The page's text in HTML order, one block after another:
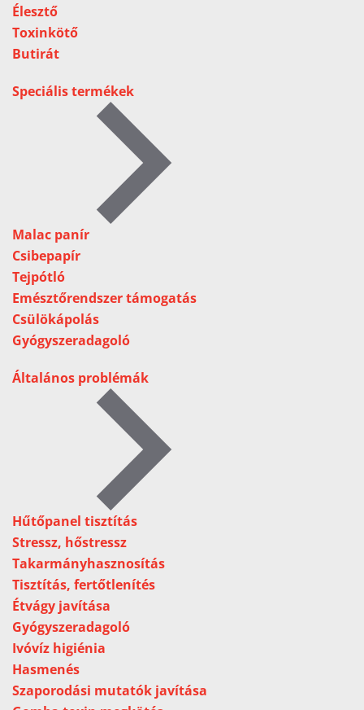
Élesztő
Toxinkötő
Butirát
Speciális termékek
Malac panír
Csibepapír
Tejpótló
Emésztőrendszer támogatás
Csülökápolás
Gyógyszeradagoló
Általános problémák
Hűtőpanel tisztítás
Stressz, hőstressz
Takarmányhasznosítás
Tisztítás, fertőtlenítés
Étvágy javítása
Gyógyszeradagoló
Ivóvíz higiénia
Hasmenés
Szaporodási mutatók javítása